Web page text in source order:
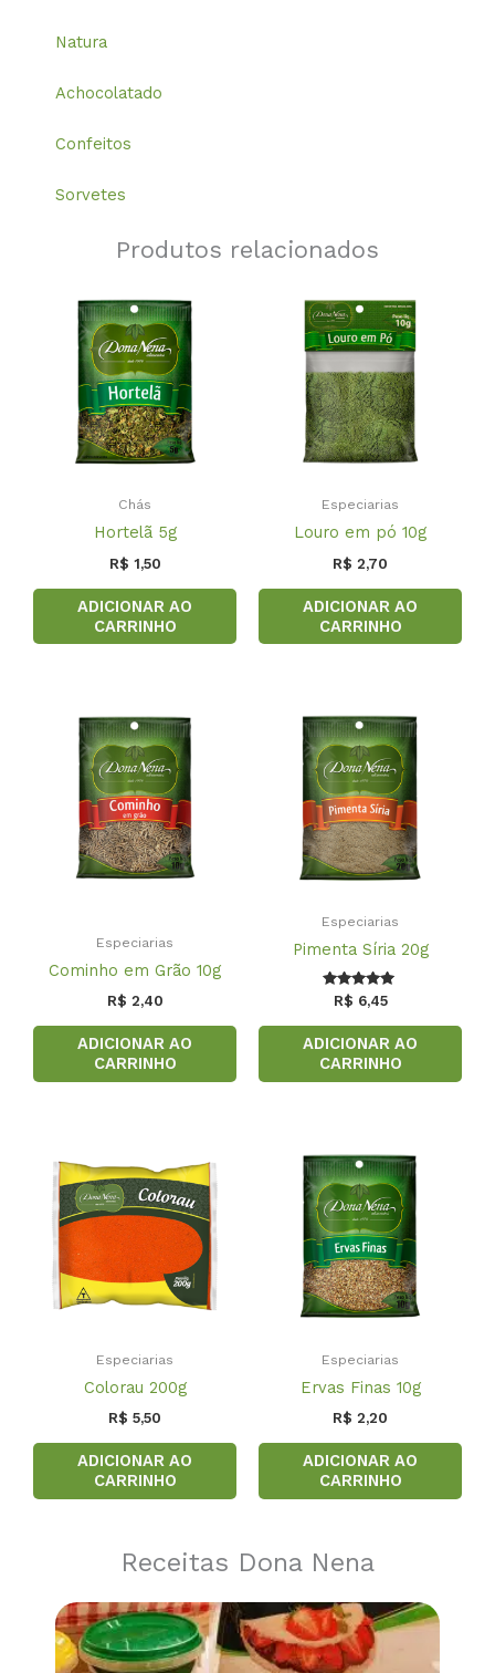
Natura
Achocolatado
Confeitos
Sorvetes
Produtos relacionados
Chás
Hortelã 5g
R$ 1,50
ADICIONAR AO
CARRINHO
Especiarias
Louro em pó 10g
R$ 2,70
ADICIONAR AO
CARRINHO
Especiarias
Cominho em Grão 10g
R$ 2,40
ADICIONAR AO
CARRINHO
Especiarias
Pimenta Síria 20g
Avaliação
5.00
de 5
R$ 6,45
ADICIONAR AO
CARRINHO
Especiarias
Colorau 200g
R$ 5,50
ADICIONAR AO
CARRINHO
Especiarias
Ervas Finas 10g
R$ 2,20
ADICIONAR AO
CARRINHO
Receitas Dona Nena